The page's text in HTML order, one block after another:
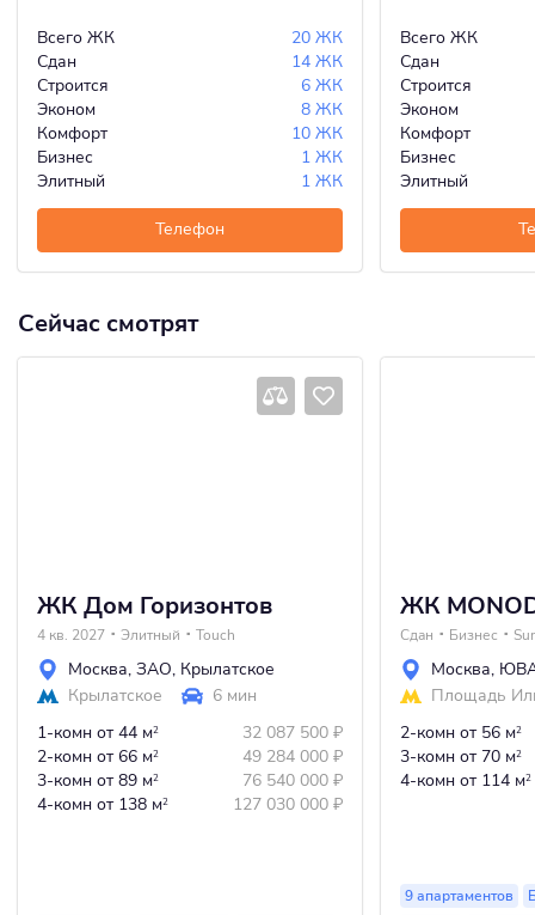
Всего ЖК
20 ЖК
Сдан
14 ЖК
Строится
6 ЖК
Эконом
8 ЖК
Комфорт
10 ЖК
Бизнес
1 ЖК
Элитный
1 ЖК
Телефон
Всего ЖК
Сдан
Строится
Эконом
Комфорт
Бизнес
Элитный
Сейчас смотрят
ЖК Дом Горизонтов
4 кв. 2027 Элитный Touch
Москва, ЗАО, Крылатское
Крылатское
6 мин
1-комн от 44 м2 32 087 500 ₽
2-комн от 66 м2 49 284 000 ₽
3-комн от 89 м2 76 540 000 ₽
4-комн от 138 м2 127 030 000 ₽
ЖК
Сдан Бизнес
Москва,
Площадь
2-комн от 56 м2
3-комн от 70 м2
4-комн от 114 м2
9 апартаментов